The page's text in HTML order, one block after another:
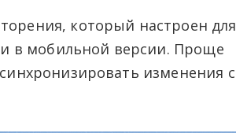
который настроен для
и в мобильной версии. Проще
изменения с